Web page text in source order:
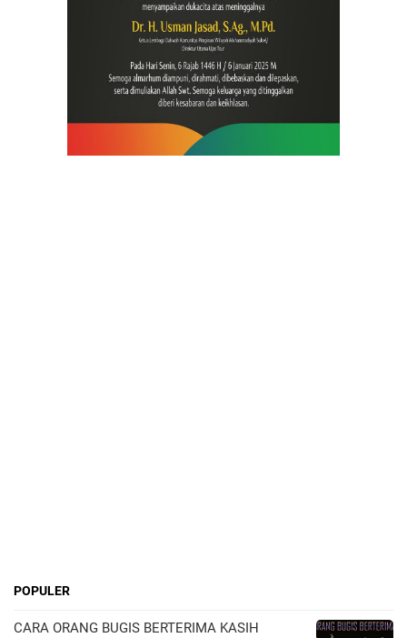
POPULER
CARA ORANG BUGIS BERTERIMA KASIH